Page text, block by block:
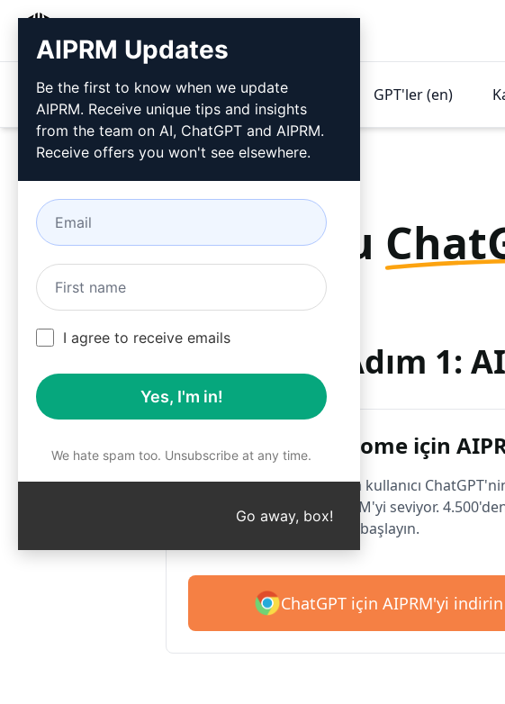
Ürünler Fiyatlandırma İpuçları GPT'ler (en)
Bu
Adım 1:
Google Chrome için
2 milyondan fazla kullanıcı
kitaplığı için AIPRM'yi seviyor.
ipucu ile ücretsiz başlayın.
ChatGPT için AIPRM'yi indirin
AIPRM Updates
Be the first to know when we update
AIPRM. Receive unique tips and insights
from the team on AI, ChatGPT and AIPRM.
Receive offers you won't see elsewhere.
I agree to receive emails
Yes, I'm in!
We hate spam too. Unsubscribe at any time.
Go away, box!